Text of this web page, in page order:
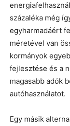
százaléka még
egyharmadáért
méretével van
kormányok
fejlesztése és a
magasabb adók
autóhasználatot.
Egy másik